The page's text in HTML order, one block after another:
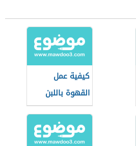
كيفية عمل
القهوة باللبن